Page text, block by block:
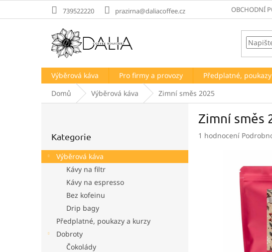
739522220 prazirna@daliacoffee.cz OBCHODNÍ
Výběrová káva Pro firmy a provozy Předplatné,
Domů
Výběrová káva Zimní směs 2025
r
a
kategorie
Kategorie
Výběrová káva
Kávy na filtr
Kávy na espresso
Bez kofeinu
Drip bagy
Předplatné, poukazy a kurzy
Dobroty
Čokolády
Zimní směs
Průměrné
1 hodnocení